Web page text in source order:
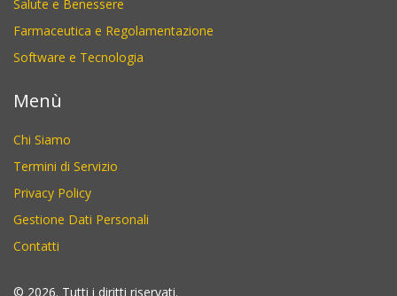
Salute e Benessere
Farmaceutica e Regolamentazione
Software e Tecnologia
Menù
Chi Siamo
Termini di Servizio
Privacy Policy
Gestione Dati Personali
Contatti
© 2026. Tutti i diritti riservati.